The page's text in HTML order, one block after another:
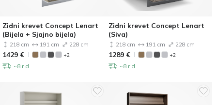
Zidni krevet Concept Lenart
(Bijela + Sjajno bijela)
218 cm 191 cm 228 cm
1429 € +2
~8 r.d.
Zidni krevet Concept Lenart
(Siva)
218 cm 191 cm 228 cm
1289 € +2
~8 r.d.